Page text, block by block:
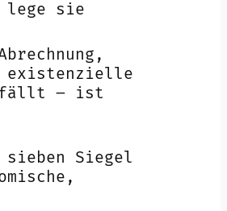
lege sie
existenzielle
fällt – ist
Siegel